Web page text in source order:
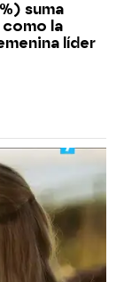
suma
la
líder